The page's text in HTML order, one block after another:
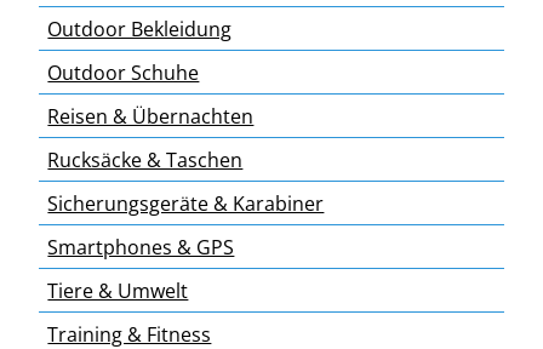
Outdoor Bekleidung
Outdoor Schuhe
Reisen & Übernachten
Rucksäcke & Taschen
Sicherungsgeräte & Karabiner
Smartphones & GPS
Tiere & Umwelt
Training & Fitness